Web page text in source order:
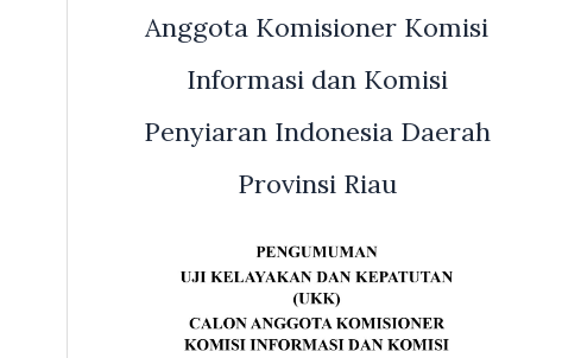
Anggota Komisioner Komisi
Informasi dan Komisi
Penyiaran Indonesia Daerah
Provinsi Riau